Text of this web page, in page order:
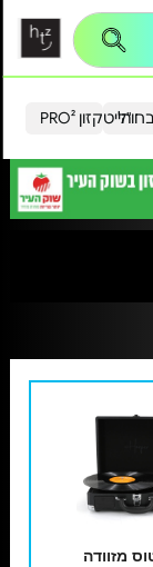
הייטקזון PRO²
מזוודה